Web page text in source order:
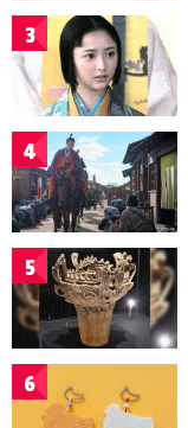
3
4
5
6